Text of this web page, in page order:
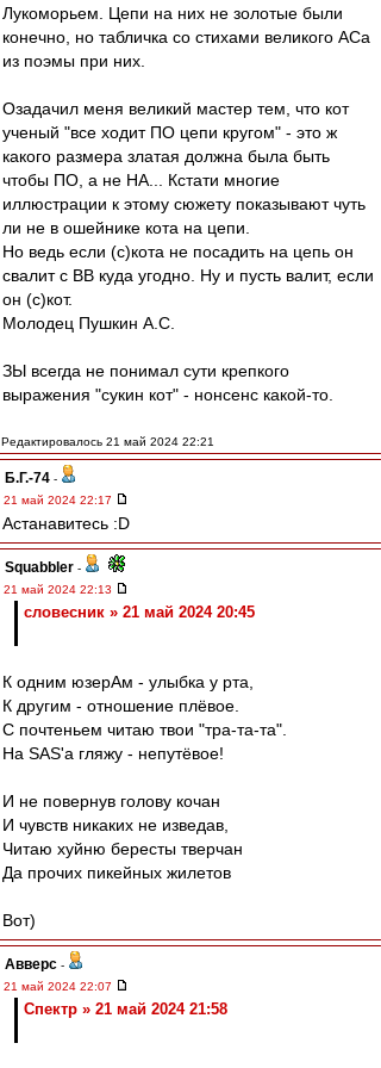
Лукоморьем. Цепи на них не золотые были
конечно, но табличка со стихами великого АСа
из поэмы при них.
Озадачил меня великий мастер тем, что кот
ученый "все ходит ПО цепи кругом" - это ж
какого размера златая должна была быть
чтобы ПО, а не НА... Кстати многие
иллюстрации к этому сюжету показывают чуть
ли не в ошейнике кота на цепи.
Но ведь если (с)кота не посадить на цепь он
свалит с ВВ куда угодно. Ну и пусть валит, если
он (с)кот.
Молодец Пушкин А.С.
ЗЫ всегда не понимал сути крепкого
выражения "сукин кот" - нонсенс какой-то.
Редактировалось 21 май 2024 22:21
Б.Г.-74 -
21 май 2024 22:17
Астанавитесь :D
Squabbler -
21 май 2024 22:13
словесник » 21 май 2024 20:45
К одним юзерАм - улыбка у рта,
К другим - отношение плëвое.
С почтеньем читаю твои "тра-та-та".
На SAS'а гляжу - непутëвое!
И не повернув голову кочан
И чувств никаких не изведав,
Читаю хуйню бересты тверчан
Да прочих пикейных жилетов
Вот)
Авверс -
21 май 2024 22:07
Спектр » 21 май 2024 21:58